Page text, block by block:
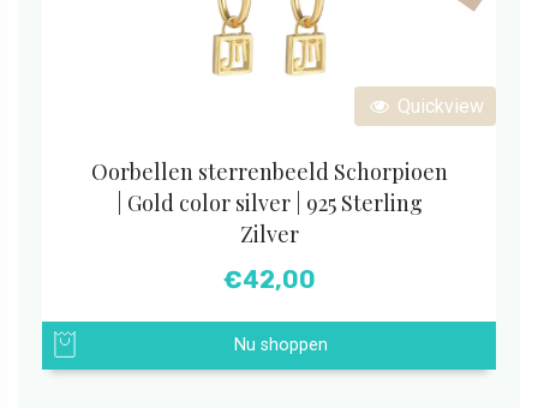
Quickview
Oorbellen sterrenbeeld Schorpioen
| Gold color silver | 925 Sterling
Zilver
€42,00
Nu shoppen